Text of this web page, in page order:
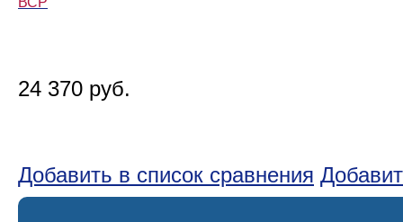
24 370 руб.
Добавить в список сравнения